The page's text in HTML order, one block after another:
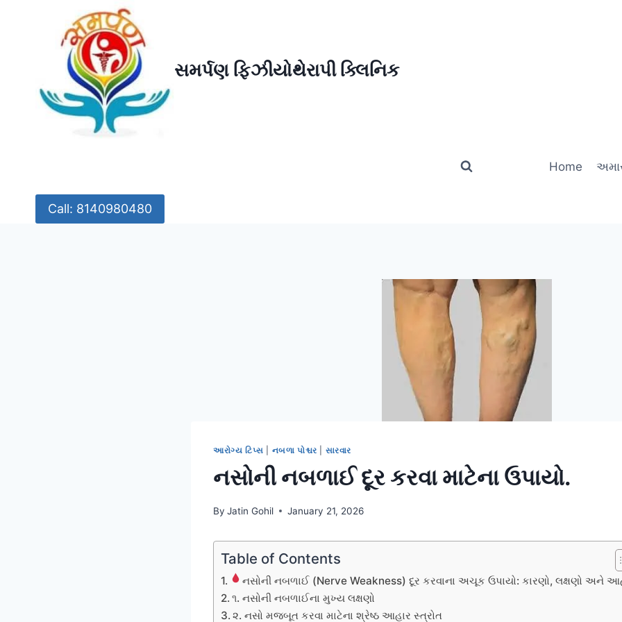
સમર્પણ ફિઝીયોથેરાપી ક્લિનિક
Home
Call: 8140980480
આરોગ્ય ટિપ્સ નબળા પોશ્ચર સારવાર
નસોની નબળાઈ દૂર કરવા માટેના ઉપાયો.
By Jatin Gohil January 21, 2026
Table of Contents
નસોની નબળાઈ (Nerve Weakness) દૂર કરવાના અચૂક ઉપાયો: કારણો, લક્ષણો અને
૧. નસોની નબળાઈના મુખ્ય લક્ષણો
૨. નસો મજબૂત કરવા માટેના શ્રેષ્ઠ આહાર સ્ત્રોત